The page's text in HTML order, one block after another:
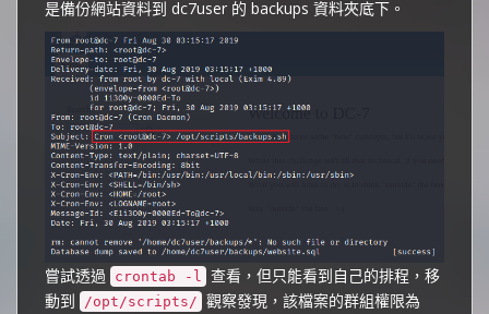
是備份網站資料到 dc7user 的 backups 資料夾底下。
嘗試透過 crontab -l 查看，但只能看到自己的排程，移
動到
/opt/scripts/ 觀察發現，該檔案的群組權限為